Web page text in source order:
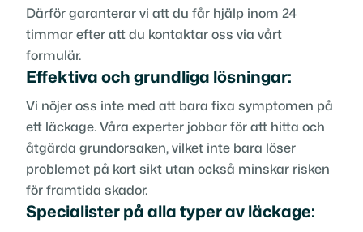
Därför garanterar vi att du får hjälp inom 24
timmar efter att du kontaktar oss via vårt
formulär.
Effektiva och grundliga lösningar:
Vi nöjer oss inte med att bara fixa symptomen på
ett läckage. Våra experter jobbar för att hitta och
åtgärda grundorsaken, vilket inte bara löser
problemet på kort sikt utan också minskar risken
för framtida skador.
Specialister på alla typer av läckage: